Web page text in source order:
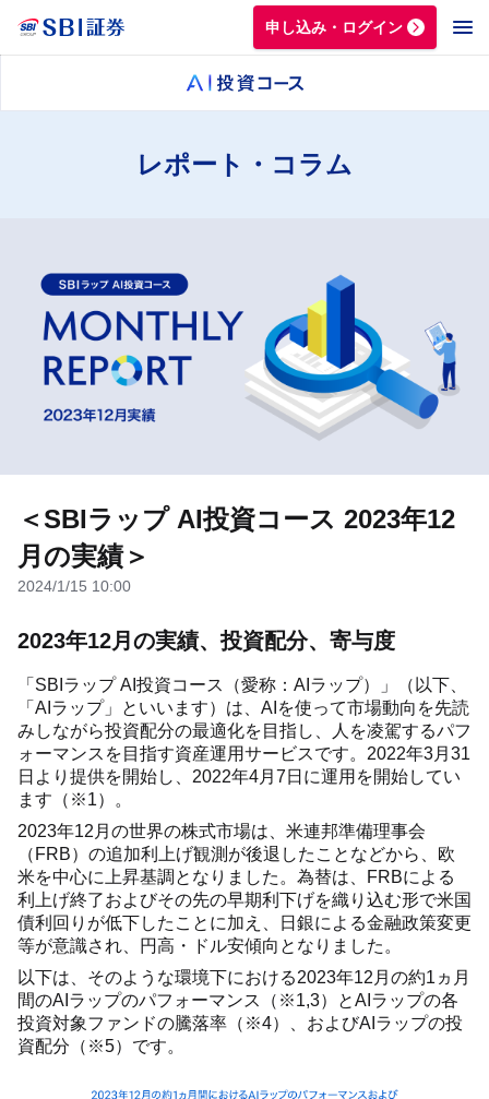
申し込み・ログイン
レポート・コラム
＜SBIラップ AI投資コース 2023年12
月の実績＞
2024/1/15 10:00
2023年12月の実績、投資配分、寄与度
「SBIラップ AI投資コース（愛称：AIラップ）」（以下、
「AIラップ」といいます）は、AIを使って市場動向を先読
みしながら投資配分の最適化を目指し、人を凌駕するパフ
ォーマンスを目指す資産運用サービスです。2022年3月31
日より提供を開始し、2022年4月7日に運用を開始してい
ます（※1）。
2023年12月の世界の株式市場は、米連邦準備理事会
（FRB）の追加利上げ観測が後退したことなどから、欧
米を中心に上昇基調となりました。為替は、FRBによる
利上げ終了およびその先の早期利下げを織り込む形で米国
債利回りが低下したことに加え、日銀による金融政策変更
等が意識され、円高・ドル安傾向となりました。
以下は、そのような環境下における2023年12月の約1ヵ月
間のAIラップのパフォーマンス（※1,3）とAIラップの各
投資対象ファンドの騰落率（※4）、およびAIラップの投
資配分（※5）です。